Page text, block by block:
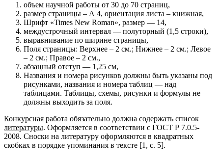
объем научной работы от 30 до 70 страниц,
размер страницы – А 4, ориентация листа – книжная,
Шрифт «Times New Roman», размер — 14,
междустрочный интервал — полуторный (1,5 строки),
выравнивание по ширине страницы,
Поля страницы: Верхнее – 2 см.; Нижнее – 2 см.; Левое
– 2 см.; Правое – 2 см.,
абзацный отступ — 1,25 см,
Названия и номера рисунков должны быть указаны под
рисунками, названия и номера таблиц — над
таблицами. Таблицы, схемы, рисунки и формулы не
должны выходить за поля.
Конкурсная работа обязательно должна содержать список
литературы. Оформляется в соответствии с ГОСТ Р 7.0.5-
2008. Сноски на литературу оформляются в квадратных
скобках в порядке упоминания в тексте [1, с. 5].